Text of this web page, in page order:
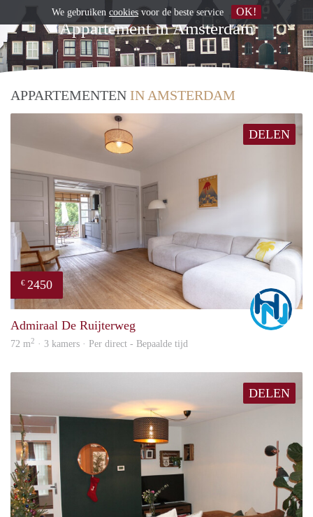
Appartement in Amsterdam
APPARTEMENTEN IN AMSTERDAM
DELEN
€ 2450
Admiraal De Ruijterweg
72 m2 · 3 kamers · Per direct - Bepaalde tijd
DELEN
We gebruiken cookies voor de beste service OK!